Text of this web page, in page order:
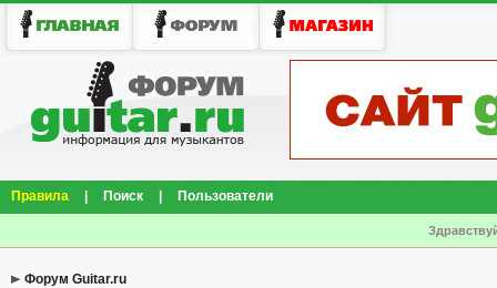
Правила Поиск Пользователи
Форум Guitar.ru